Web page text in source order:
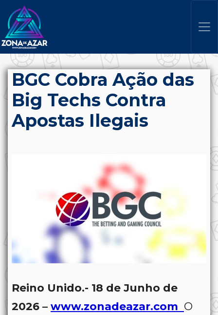
BGC Cobra Ação das
Big Techs Contra
Apostas Ilegais
Reino Unido.- 18 de Junho de
2026 – www.zonadeazar.com O